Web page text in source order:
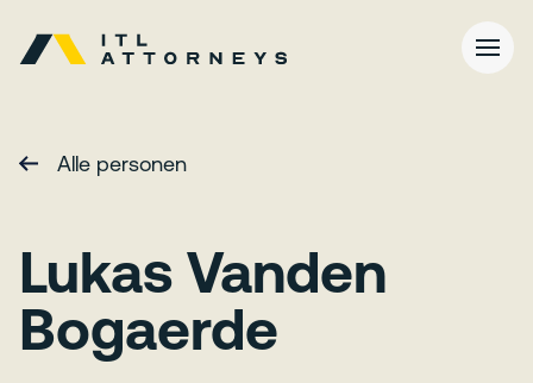
Alle personen
Lukas Vanden
Bogaerde